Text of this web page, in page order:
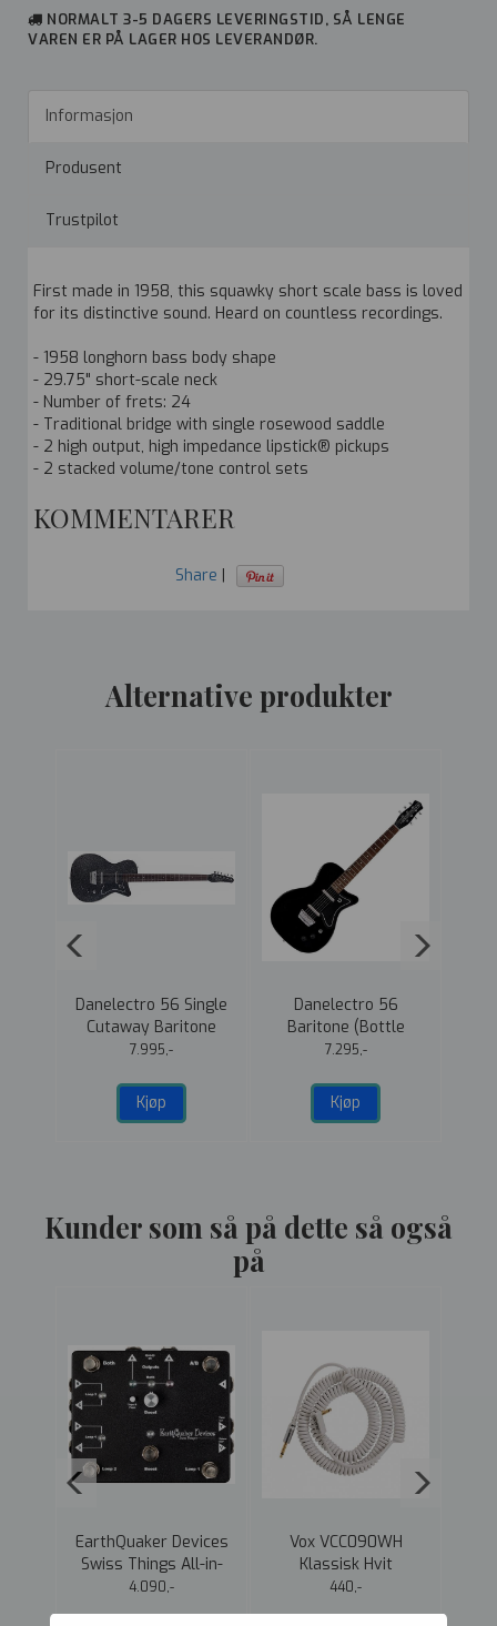
NORMALT 3-5 DAGERS LEVERINGSTID, SÅ LENGE
VAREN ER PÅ LAGER HOS LEVERANDØR.
Informasjon
Produsent
Trustpilot
First made in 1958, this squawky short scale bass is loved
for its distinctive sound. Heard on countless recordings.
- 1958 longhorn bass body shape
- 29.75" short-scale neck
- Number of frets: 24
- Traditional bridge with single rosewood saddle
- 2 high output, high impedance lipstick® pickups
- 2 stacked volume/tone control sets
KOMMENTARER
Share |
Alternative produkter
Danelectro 56 Single
Cutaway Baritone
Black Metal Flake
7.995,-
Kjøp
Danelectro 56
Baritone (Bottle
Headstock) Black
7.295,-
Kjøp
Kunder som så på dette så også
på
EarthQuaker Devices
Swiss Things All-in-
one Pedalboard
4.090,-
Vox VCC090WH
Klassisk Hvit
spiralkabel 9m
440,-